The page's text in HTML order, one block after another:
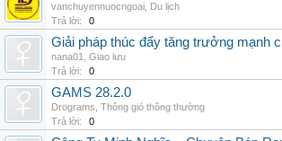
vanchuyennuocngoai Du lịch
Trả lời:
0
Giải pháp thúc đẩy tăng trưởng mạnh
nana01
Giao lưu
Trả lời:
0
GAMS 28.2.0
Drograms Thông gió thông thường
Trả lời:
0